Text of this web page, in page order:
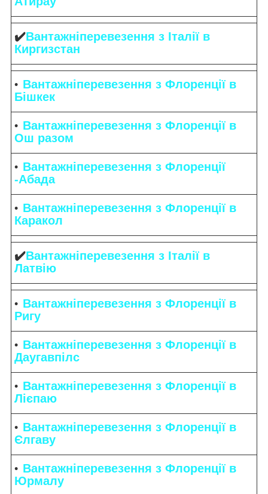
✔️Вантажніперевезення з Італії в
Киргизстан
Вантажніперевезення з Флоренції в
Бішкек
Вантажніперевезення з Флоренції в
Ош разом
Вантажніперевезення з Флоренції
-Абада
Вантажніперевезення з Флоренції в
Каракол
✔️Вантажніперевезення з Італії в
Латвію
Вантажніперевезення з Флоренції в
Ригу
Вантажніперевезення з Флоренції в
Даугавпілс
Вантажніперевезення з Флоренції в
Лієпаю
Вантажніперевезення з Флоренції в
Єлгаву
Вантажніперевезення з Флоренції в
Юрмалу